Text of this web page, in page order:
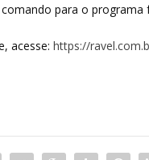
para o programa
acesse:https://